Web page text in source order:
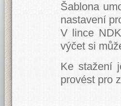
Šablona
nastavení
V lince
výčet si
Ke stažení
provést pro